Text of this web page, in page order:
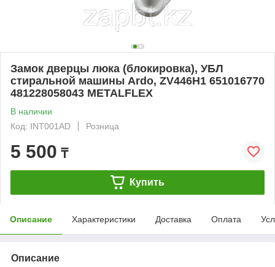
Замок дверцы люка (блокировка), УБЛ
стиральной машины Ardo, ZV446H1 651016770
481228058043 METALFLEX
В наличии
Код: INT001AD
Розница
5 500 ₸
Купить
Описание Характеристики Доставка Оплата
Описание